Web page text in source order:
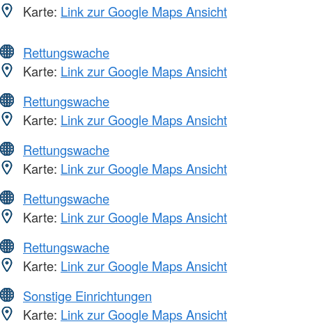
Karte: Link zur Google Maps Ansicht
Rettungswache
Karte: Link zur Google Maps Ansicht
Rettungswache
Karte: Link zur Google Maps Ansicht
Rettungswache
Karte: Link zur Google Maps Ansicht
Rettungswache
Karte: Link zur Google Maps Ansicht
Rettungswache
Karte: Link zur Google Maps Ansicht
Sonstige Einrichtungen
Karte: Link zur Google Maps Ansicht